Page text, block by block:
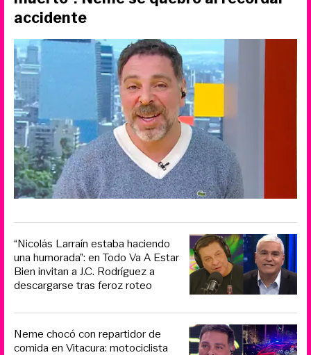
accidente
“Nicolás Larraín estaba haciendo
una humorada”: en Todo Va A Estar
Bien invitan a J.C. Rodríguez a
descargarse tras feroz roteo
Neme chocó con repartidor de
comida en Vitacura: motociclista